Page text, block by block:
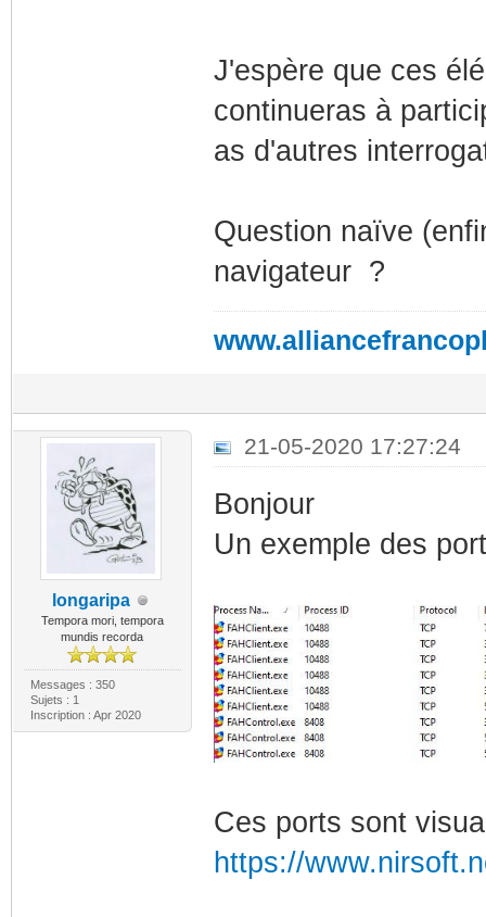
J'espère que ces
continueras à
as d'autres
Question naïve
navigateur ?
longaripa
Tempora mori, tempora
mundis recorda
Messages : 350
Sujets : 1
Inscription : Apr 2020
21-05-2020 17:27:24
Bonjour
Un exemple des
Ces ports sont
https://